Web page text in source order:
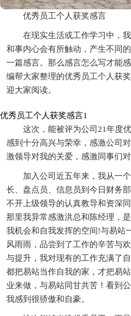
优秀员工个人获奖感言
在现实生活或工作学习中，
和事内心会有所触动，产生不同
一篇感言。那么感言怎么写才能
编帮大家整理的优秀员工个人获
迎大家阅读。
优秀员工个人获奖感言1
这次，能被评为公司21年度
感到十分高兴与荣幸，感激公司
激领导对我的关爱，感激同事们对
加入公司近五年来，我从一
长、盘点员、信息员到今日财务
不开上级领导的认真教导和资深
那里我异常感激洪总和陈经理，
我机会和自我发挥的空间!与易站
风雨雨，品尝到了工作的辛苦与
与提升，我对现有的工作充满了
都把易站当作自我的家，才把易
业来做，与易站同甘共苦！看到
我感到很骄傲和自豪。